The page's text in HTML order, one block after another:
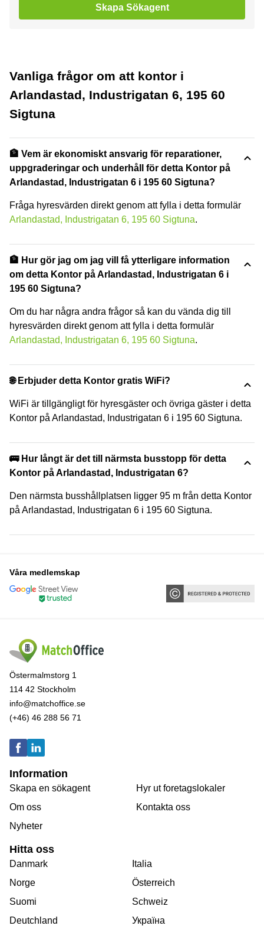
Skapa Sökagent
Vanliga frågor om att kontor i
Arlandastad, Industrigatan 6, 195 60
Sigtuna
🏦 Vem är ekonomiskt ansvarig för reparationer,
uppgraderingar och underhåll för detta Kontor på
Arlandastad, Industrigatan 6 i 195 60 Sigtuna?
Fråga hyresvärden direkt genom att fylla i detta formulär
Arlandastad, Industrigatan 6, 195 60 Sigtuna.
🏦 Hur gör jag om jag vill få ytterligare information
om detta Kontor på Arlandastad, Industrigatan 6 i
195 60 Sigtuna?
Om du har några andra frågor så kan du vända dig till
hyresvärden direkt genom att fylla i detta formulär
Arlandastad, Industrigatan 6, 195 60 Sigtuna.
🌐 Erbjuder detta Kontor gratis WiFi?
WiFi är tillgängligt för hyresgäster och övriga gäster i detta
Kontor på Arlandastad, Industrigatan 6 i 195 60 Sigtuna.
🚌 Hur långt är det till närmsta busstopp för detta
Kontor på Arlandastad, Industrigatan 6?
Den närmsta busshållplatsen ligger 95 m från detta Kontor
på Arlandastad, Industrigatan 6 i 195 60 Sigtuna.
Våra medlemskap
Östermalmstorg 1
114 42 Stockholm
info@matchoffice.se
(+46) 46 288 56 71
Information
Skapa en sökagent
Om oss
Nyheter
Hyr ut foretagslokaler
Kontakta oss
Hitta oss
Danmark
Norge
Suomi
Deutchland
Italia
Österreich
Schweiz
Україна